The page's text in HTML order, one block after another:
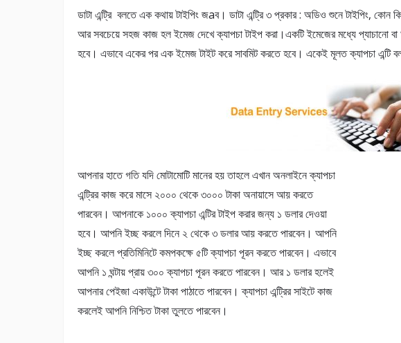
ডাটা এন্ট্রি বলতে এক কথায় টাইপিং জaব। ডাটা এন্ট্রি ৩ প্রকার : অডিও শুনে টাইপিং, কোন
আর সবচেয়ে সহজ কাজ হল ইমেজ দেখে ক্যাপচা টাইপ করা।একটি ইমেজের মধ্যে প্যাচানো বা
হবে। এভাবে একের পর এক ইমেজ টাইট করে সাবমিট করতে হবে। একেই মূলত ক্যাপচা এন্টি
আপনার হাতে গতি যদি মোটামোটি মানের হয় তাহলে এখান অনলাইনে ক্যাপচা
এন্ট্রির কাজ করে মাসে ২০০০ থেকে ৩০০০ টাকা অনায়াসে আয় করতে
পারবেন। আপনাকে ১০০০ ক্যাপচা এন্টির টাইপ করার জন্য ১ ডলার দেওয়া
হবে। আপনি ইচ্ছ করলে দিনে ২ থেকে ৩ ডলার আয় করতে পারবেন। আপনি
ইচ্ছ করলে প্রতিমিনিটে কমপকক্ষে ৫টি ক্যাপচা পূরন করতে পারবেন। এভাবে
আপনি ১ ঘন্টায় প্রায় ৩০০ ক্যাপচা পূরন করতে পারবেন। আর ১ ডলার হলেই
আপনার পেইজা একাউন্টে টাকা পাঠাতে পারবেন। ক্যাপচা এন্ট্রির সাইটে কাজ
করলেই আপনি নিশ্চিত টাকা তুলতে পারবেন।